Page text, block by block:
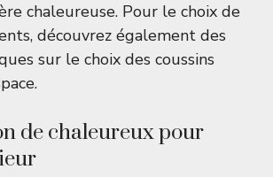
chaleureuse. Pour le choix de
découvrez également des
sur le choix des coussins
de chaleureux pour